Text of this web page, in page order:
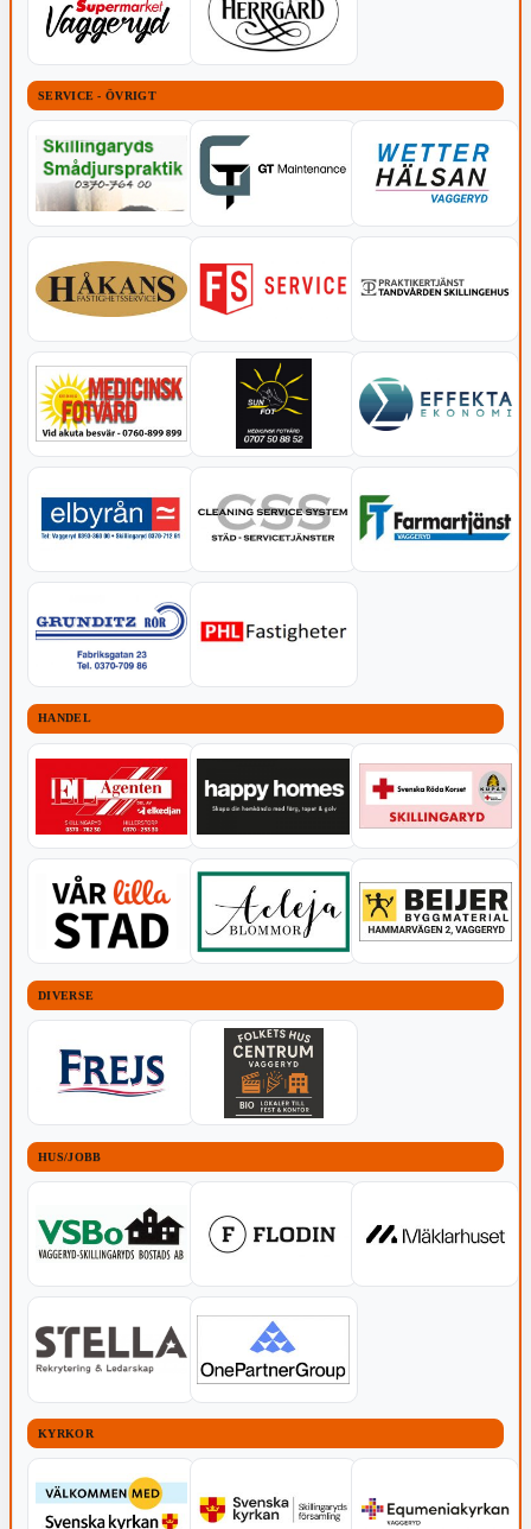
SERVICE - ÖVRIGT
HANDEL
DIVERSE
HUS/JOBB
KYRKOR